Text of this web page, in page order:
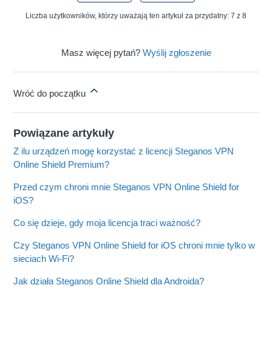
Liczba użytkowników, którzy uważają ten artykuł za przydatny: 7 z 8
Masz więcej pytań? Wyślij zgłoszenie
Wróć do początku
Powiązane artykuły
Z ilu urządzeń mogę korzystać z licencji Steganos VPN
Online Shield Premium?
Przed czym chroni mnie Steganos VPN Online Shield for
iOS?
Co się dzieje, gdy moja licencja traci ważność?
Czy Steganos VPN Online Shield for iOS chroni mnie tylko w
sieciach Wi-Fi?
Jak działa Steganos Online Shield dla Androida?